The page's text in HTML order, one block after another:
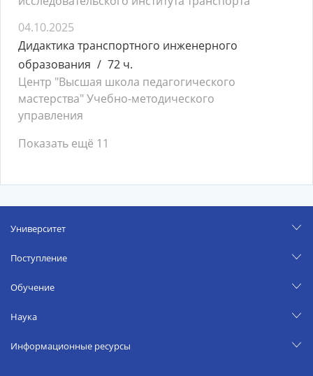
04.10.2025
Дидактика транспортного инженерного
образования
72 ч.
Центр "Высшая школа педагогического
мастерства" Учебно-методического
управления
Показать ещё 11
Университет
Поступление
Обучение
Наука
Информационные ресурсы